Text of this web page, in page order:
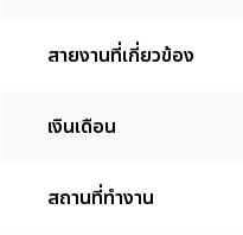
สายงานที่เกี่ยวข้อง
เงินเดือน
สถานที่ทํางาน